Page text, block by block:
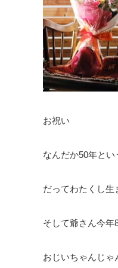
お祝い
なんだか50年と
だってわたくし生
そして爺さん今年
おじいちゃんじゃ